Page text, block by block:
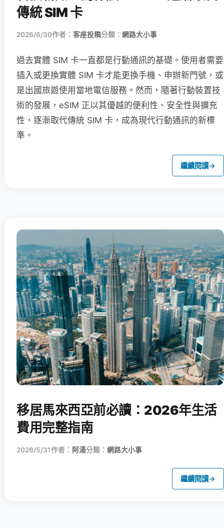
傳統 SIM 卡
2026/6/30作者： 客座投稿分類： 網路大小事
過去實體 SIM 卡一直都是行動通訊的基礎。使用者需要
插入或更換實體 SIM 卡才能更換手機、申辦新門號，或
是出國旅遊使用當地電信服務。然而，隨著行動裝置技
術的發展，eSIM 正以其優越的便利性、安全性與擴充
性，逐漸取代傳統 SIM 卡，成為現代行動通訊的新標
準。
繼續閱讀→
移居馬來西亞前必讀：2026年生活
費用完整指南
2026/5/31作者： 阿湯分類： 網路大小事
繼續閱讀→